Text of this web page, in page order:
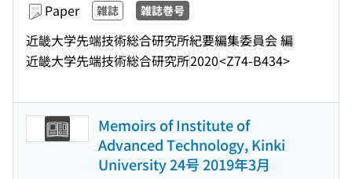
Paper 雑誌 雑誌巻号
近畿大学先端技術総合研究所紀要編集委員会 編
近畿大学先端技術総合研究所2020<Z74-B434>
Memoirs of Institute of
Advanced Technology, Kinki
University 24号 2019年3月